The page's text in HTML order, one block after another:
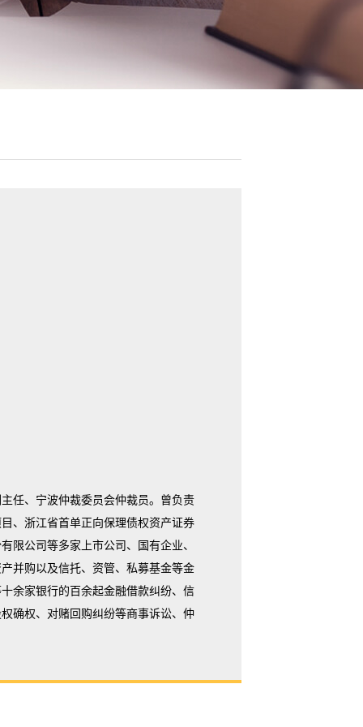
任、宁波仲裁委员会仲裁员。曾负责
、浙江省首单正向保理债权资产证券
限公司等多家上市公司、国有企业、
并购以及信托、资管、私募基金等金
余家银行的百余起金融借款纠纷、信
确权、对赌回购纠纷等商事诉讼、仲